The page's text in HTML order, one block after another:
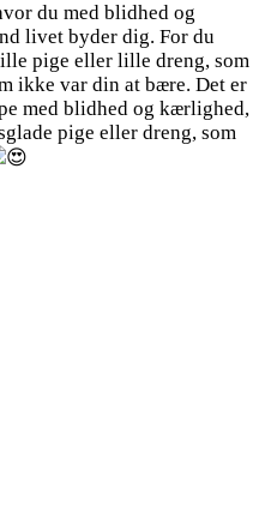
du med blidhed og
livet byder dig. For du
pige eller lille dreng, som
ikke var din at bære. Det er
med blidhed og kærlighed,
pige eller dreng, som